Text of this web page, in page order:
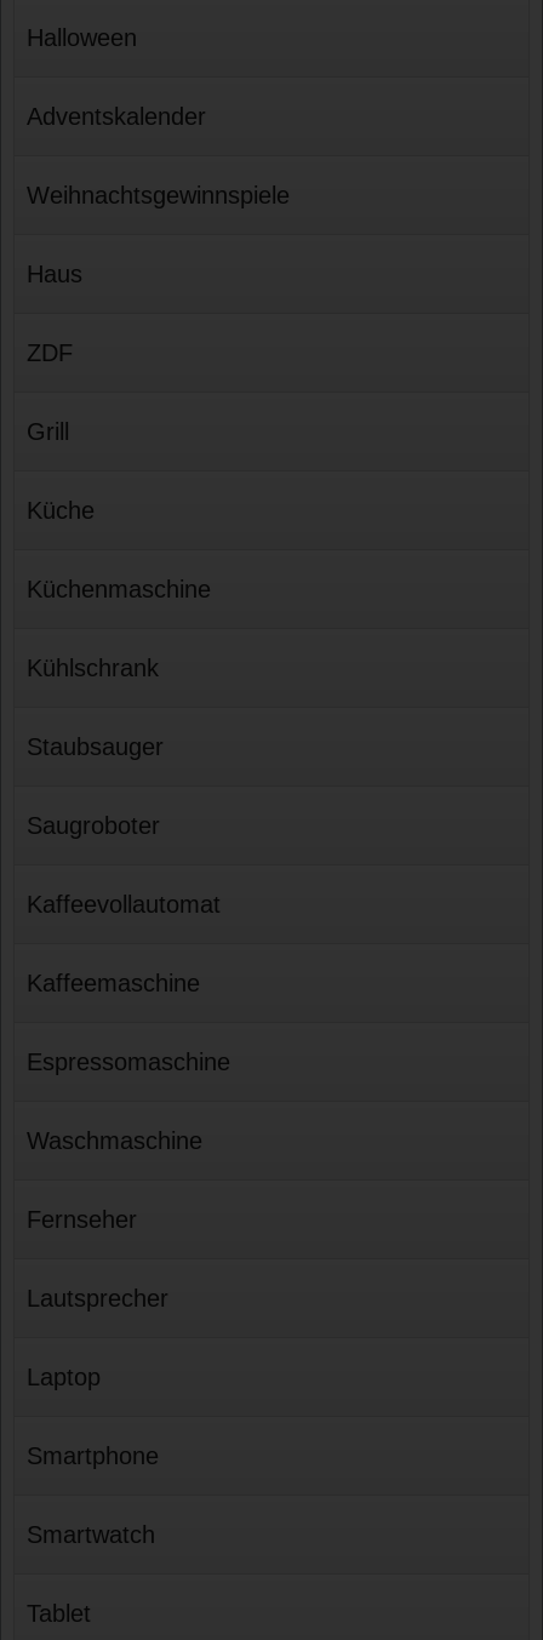
Halloween
Adventskalender
Weihnachtsgewinnspiele
Haus
ZDF
Grill
Küche
Küchenmaschine
Kühlschrank
Staubsauger
Saugroboter
Kaffeevollautomat
Kaffeemaschine
Espressomaschine
Waschmaschine
Fernseher
Lautsprecher
Laptop
Smartphone
Smartwatch
Tablet